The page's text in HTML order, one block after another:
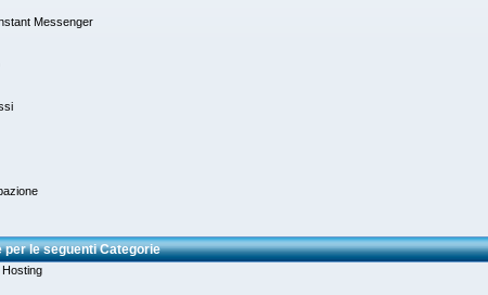
Messenger
per le seguenti Categorie
Hosting